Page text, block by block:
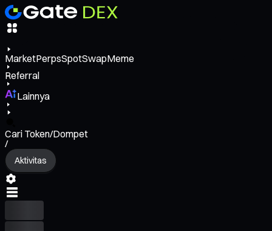
MarketPerpsSpotSwapMeme
Referral
Lainnya
Cari Token/Dompet
/
Aktivitas